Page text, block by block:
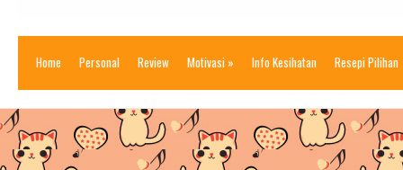
Home Personal Review Motivasi » Info Kesihatan Resepi Pilihan